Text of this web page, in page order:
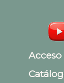
Acceso